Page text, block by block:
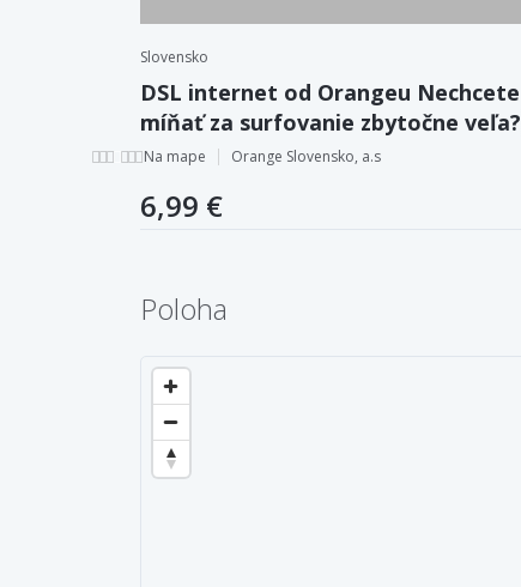
Slovensko
DSL internet od Orangeu Nechcete
míňať za surfovanie zbytočne veľa?
Na mape Orange Slovensko, a.s
6,99 €
Poloha